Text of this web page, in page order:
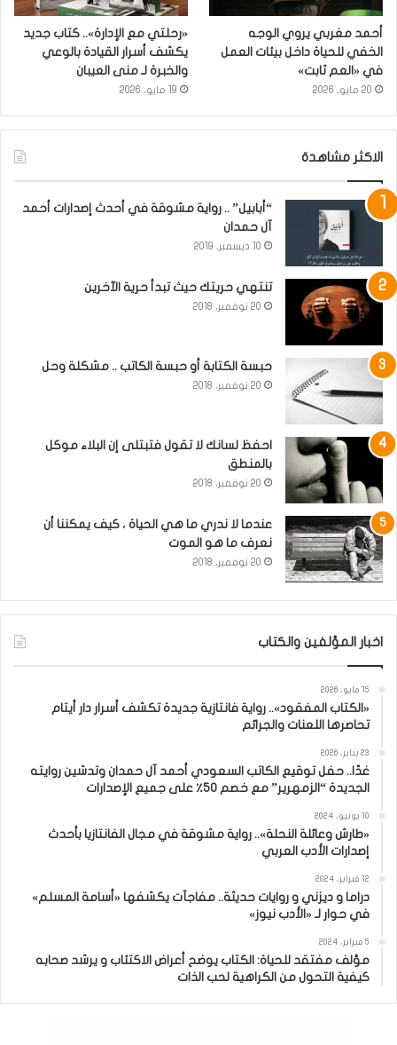
أحمد مغربي يروي الوجه
الخفي للحياة داخل بيئات العمل
في «العم ثابت»
20 مايو، 2026
«رحلتي مع الإدارة».. كتاب جديد
يكشف أسرار القيادة بالوعي
والخبرة لـ منى العيبان
19 مايو، 2026
الاكثر مشاهدة
“أبابيل” .. رواية مشوقة في أحدث إصدارات أحمد
آل حمدان
10 ديسمبر، 2019
تنتهي حريتك حيث تبدأ حرية الآخرين
20 نوفمبر، 2018
حبسة الكتابة أو حبسة الكاتب .. مشكلة وحل
20 نوفمبر، 2018
احفظ لسانك لا تقول فتبتلى إن البلاء موكل
بالمنطق
20 نوفمبر، 2018
عندما لا ندري ما هي الحياة ، كيف يمكننا أن
نعرف ما هو الموت
20 نوفمبر، 2018
اخبار المؤلفين والكتاب
15 مايو، 2026
«الكتاب المفقود».. رواية فانتازية جديدة تكشف أسرار دار أيتام
تحاصرها اللعنات والجرائم
23 يناير، 2026
غدًا.. حفل توقيع الكاتب السعودي أحمد آل حمدان وتدشين روايته
الجديدة “الزمهرير” مع خصم 50٪ على جميع الإصدارات
10 يونيو، 2024
«طارش وعائلة النحلة».. رواية مشوقة في مجال الفانتازيا بأحدث
إصدارات الأدب العربي
12 فبراير، 2024
دراما و ديزني و روايات حديثة.. مفاجآت يكشفها «أسامة المسلم»
في حوار لـ «الأدب نيوز»
5 فبراير، 2024
مؤلف مفتقد للحياة: الكتاب يوضح أعراض الاكتئاب و يرشد صحابه
كيفية التحول من الكراهية لحب الذات